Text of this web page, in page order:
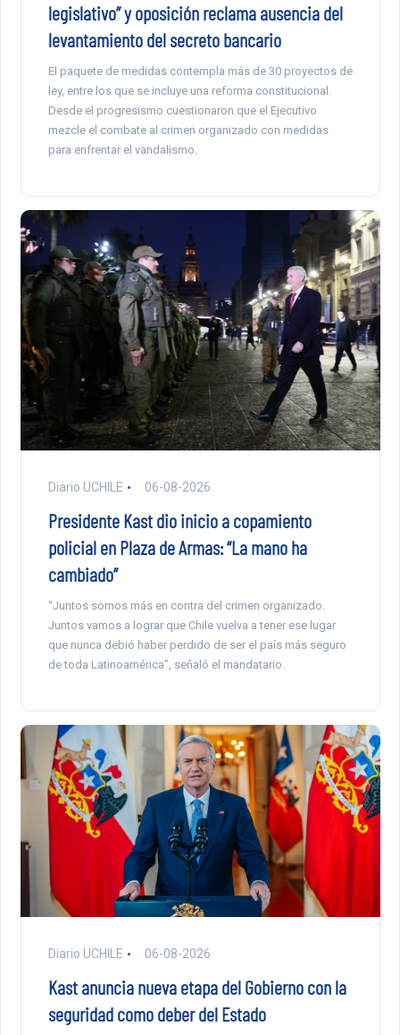
legislativo” y oposición reclama ausencia del
levantamiento del secreto bancario
El paquete de medidas contempla más de 30 proyectos de
ley, entre los que se incluye una reforma constitucional.
Desde el progresismo cuestionaron que el Ejecutivo
mezcle el combate al crimen organizado con medidas
para enfrentar el vandalismo.
Diario UCHILE 06-08-2026
Presidente Kast dio inicio a copamiento
policial en Plaza de Armas: “La mano ha
cambiado”
“Juntos somos más en contra del crimen organizado.
Juntos vamos a lograr que Chile vuelva a tener ese lugar
que nunca debió haber perdido de ser el país más seguro
de toda Latinoamérica”, señaló el mandatario.
Diario UCHILE 06-08-2026
Kast anuncia nueva etapa del Gobierno con la
seguridad como deber del Estado